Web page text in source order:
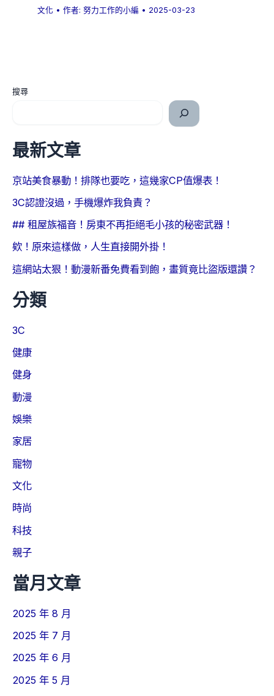
文化 • 作者:努力工作的小編 • 2025-03-23
搜尋
最新文章
京站美食暴動！排隊也要吃，這幾家CP值爆表！
3C認證沒過，手機爆炸我負責？
## 租屋族福音！房東不再拒絕毛小孩的秘密武器！
欸！原來這樣做，人生直接開外掛！
這網站太狠！動漫新番免費看到飽，畫質竟比盜版還讚？
分類
3C
健康
健身
動漫
娛樂
家居
寵物
文化
時尚
科技
親子
當月文章
2025 年 8 月
2025 年 7 月
2025 年 6 月
2025 年 5 月